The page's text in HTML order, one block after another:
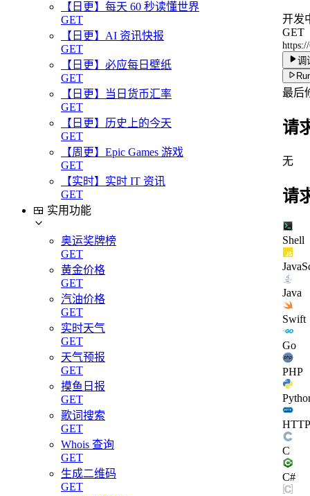
【日更】每天 60 秒读懂世界
GET
【日更】AI 资讯快报
GET
【日更】必应每日壁纸
GET
【日更】当日货币汇率
GET
【日更】历史上的今天
GET
【周更】Epic Games 游戏
GET
【实时】实时 IT 资讯
GET
🍱 实用功能
奥运奖牌榜
GET
黄金价格
GET
汽油价格
GET
实时天气
GET
天气预报
GET
摸鱼日报
GET
歌词搜索
GET
Whois 查询
GET
生成二维码
GET
开发
GET
调
最后
请
无
请
Shell
Java
Swift
Go
PHP
HTTP
C
C#